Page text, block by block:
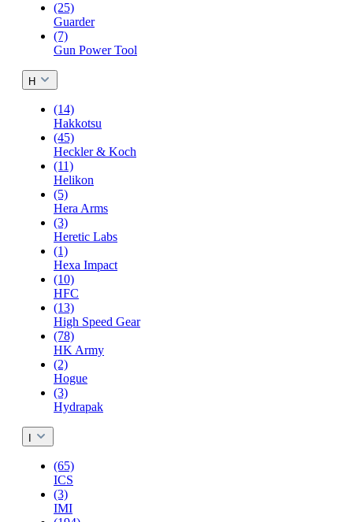
(25)
Guarder
(7)
Gun Power Tool
H
(14)
Hakkotsu
(45)
Heckler & Koch
(11)
Helikon
(5)
Hera Arms
(3)
Heretic Labs
(1)
Hexa Impact
(10)
HFC
(13)
High Speed Gear
(78)
HK Army
(2)
Hogue
(3)
Hydrapak
I
(65)
ICS
(3)
IMI